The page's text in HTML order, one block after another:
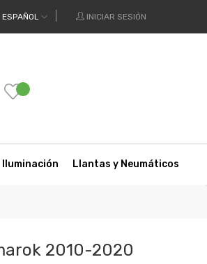
ESPAÑOL INICIAR SESIÓN
Iluminación Llantas y Neumáticos
2010-2020